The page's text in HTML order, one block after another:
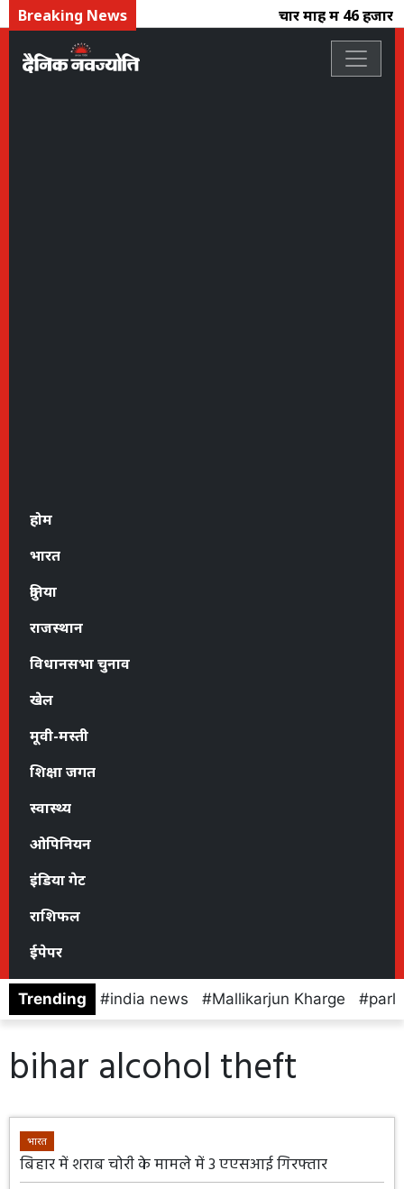
Breaking News चार माह में 46 हजार
होम
भारत
दुनिया
राजस्थान
विधानसभा चुनाव
खेल
मूवी-मस्ती
शिक्षा जगत
स्वास्थ्य
ओपिनियन
इंडिया गेट
राशिफल
ईपेपर
Trending india news Mallikarjun Kharge
bihar alcohol theft
भारत
बिहार में शराब चोरी के मामले में 3 एएसआई गिरफ्तार